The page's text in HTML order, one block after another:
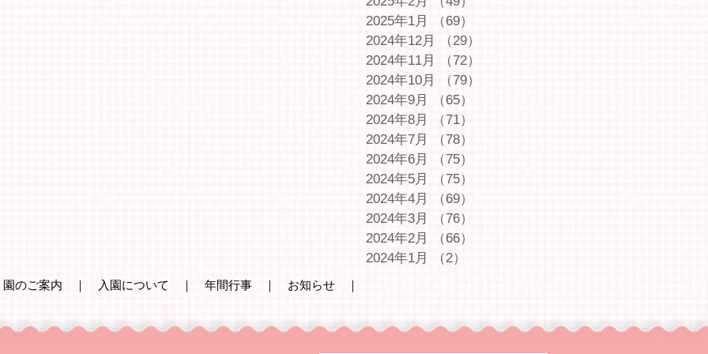
2025年1月
（69）
2024年12月
（29）
2024年11月
（72）
2024年10月
（79）
2024年9月
（65）
2024年8月
（71）
2024年7月
（78）
2024年6月
（75）
2024年5月
（75）
2024年4月
（69）
2024年3月
（76）
2024年2月
（66）
2024年1月
（2）
園のご案内 ｜ 入園について ｜ 年間行事 ｜ お知らせ ｜